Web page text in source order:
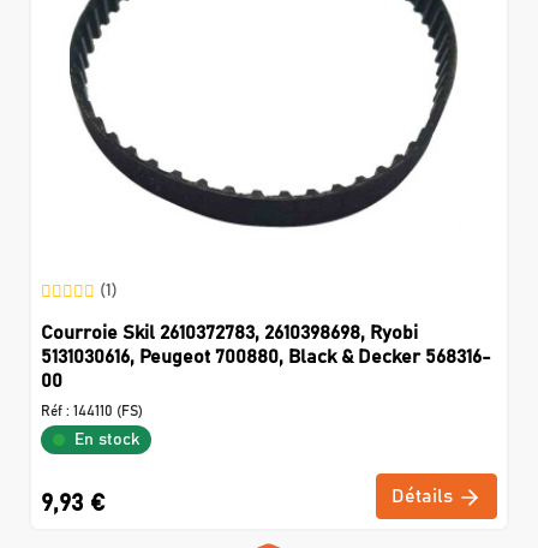
(1)
Courroie Skil 2610372783, 2610398698, Ryobi
5131030616, Peugeot 700880, Black & Decker 568316-
00
Réf : 144110 (FS)
En stock
9,93 € Détails